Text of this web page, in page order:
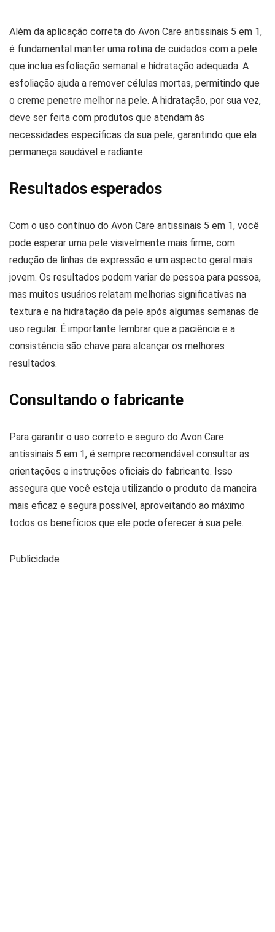
Além da aplicação correta do Avon Care antissinais 5 em 1,
é fundamental manter uma rotina de cuidados com a pele
que inclua esfoliação semanal e hidratação adequada. A
esfoliação ajuda a remover células mortas, permitindo que
o creme penetre melhor na pele. A hidratação, por sua vez,
deve ser feita com produtos que atendam às
necessidades específicas da sua pele, garantindo que ela
permaneça saudável e radiante.
Resultados esperados
Com o uso contínuo do Avon Care antissinais 5 em 1, você
pode esperar uma pele visivelmente mais firme, com
redução de linhas de expressão e um aspecto geral mais
jovem. Os resultados podem variar de pessoa para pessoa,
mas muitos usuários relatam melhorias significativas na
textura e na hidratação da pele após algumas semanas de
uso regular. É importante lembrar que a paciência e a
consistência são chave para alcançar os melhores
resultados.
Consultando o fabricante
Para garantir o uso correto e seguro do Avon Care
antissinais 5 em 1, é sempre recomendável consultar as
orientações e instruções oficiais do fabricante. Isso
assegura que você esteja utilizando o produto da maneira
mais eficaz e segura possível, aproveitando ao máximo
todos os benefícios que ele pode oferecer à sua pele.
Publicidade